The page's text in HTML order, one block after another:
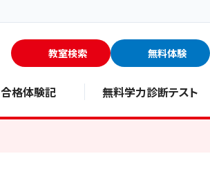
教室検索 無料体験
合格体験記 無料学力診断テスト